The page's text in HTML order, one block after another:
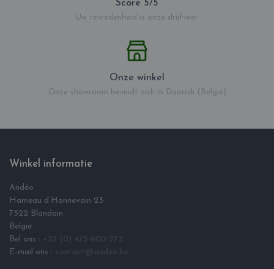
Score 5/5
Uw tevredenheid is onze drijfveer
Onze winkel
Onze showroom bevindt zich in Doornik (België)
Winkel informatie
Andéo
Hameau d‘Honnevain 23
7522 Blandain
België
Bel ons : +32 (0) 475 600 273
E-mail ons : contact@andeo.be